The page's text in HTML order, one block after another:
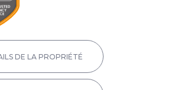
DE LA PROPRIÉTÉ